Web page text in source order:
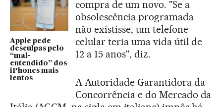
Apple pede
desculpas pelo
“mal-
entendido” dos
iPhones mais
lentos
compra de um novo. "Se a
obsolescência programada
não existisse, um telefone
celular teria uma vida útil de
12 a 15 anos", diz.
A Autoridade Garantidora da
Concorrência e do Mercado da